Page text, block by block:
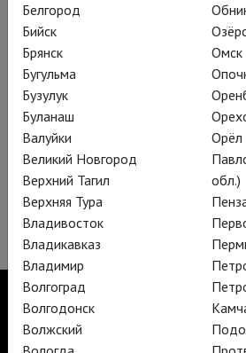
Оперный фестиваль в
Аида
Белгород
Бийск
Брянск
Бугульма
Бузулук
Буланаш
Валуйки
Великий Новгород
Верхний Тагил
Верхняя Тура
Владивосток
Владикавказ
Владимир
Волгоград
Волгодонск
Волжский
Омск
Орёл
обл.)